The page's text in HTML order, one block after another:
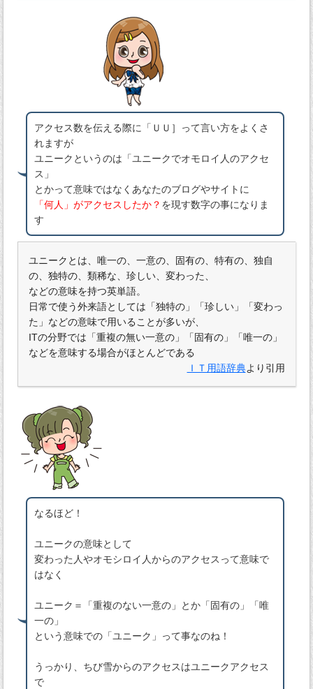
アクセス数を伝える際に「ＵＵ］って言い方をよくさ
れますが
ユニークというのは「ユニークでオモロイ人のアクセ
ス」
とかって意味ではなくあなたのブログやサイトに
「何人」がアクセスしたか？ を現す数字の事になりま
す
ユニークとは、唯一の、一意の、固有の、特有の、独自
の、独特の、類稀な、珍しい、変わった、
などの意味を持つ英単語。
日常で使う外来語としては「独特の」「珍しい」「変わっ
た」などの意味で用いることが多いが、
ITの分野では「重複の無い一意の」「固有の」「唯一の」
などを意味する場合がほとんどである
ＩＴ用語辞典より引用
なるほど！
ユニークの意味として
変わった人やオモシロイ人からのアクセスって意味で
はなく
ユニーク＝「重複のない一意の」とか「固有の」「唯
一の」
という意味での「ユニーク」って事なのね！
うっかり、ちび雪からのアクセスはユニークアクセス
で